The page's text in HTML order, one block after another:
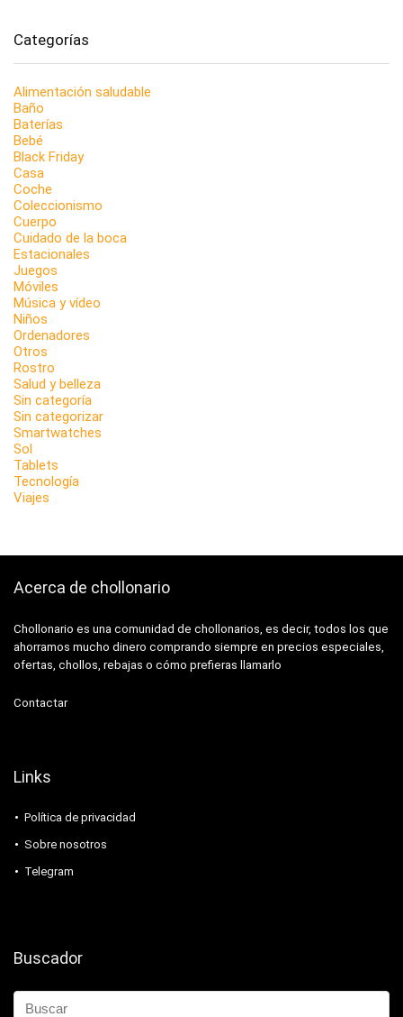
Categorías
Alimentación saludable
Baño
Baterías
Bebé
Black Friday
Casa
Coche
Coleccionismo
Cuerpo
Cuidado de la boca
Estacionales
Juegos
Móviles
Música y vídeo
Niños
Ordenadores
Otros
Rostro
Salud y belleza
Sin categoría
Sin categorizar
Smartwatches
Sol
Tablets
Tecnología
Viajes
Acerca de chollonario
Chollonario es una comunidad de chollonarios, es decir, todos los que
ahorramos mucho dinero comprando siempre en precios especiales,
ofertas, chollos, rebajas o cómo prefieras llamarlo
Contactar
Links
Política de privacidad
Sobre nosotros
Telegram
Buscador